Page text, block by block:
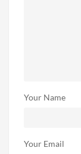
Your Name
Your Email